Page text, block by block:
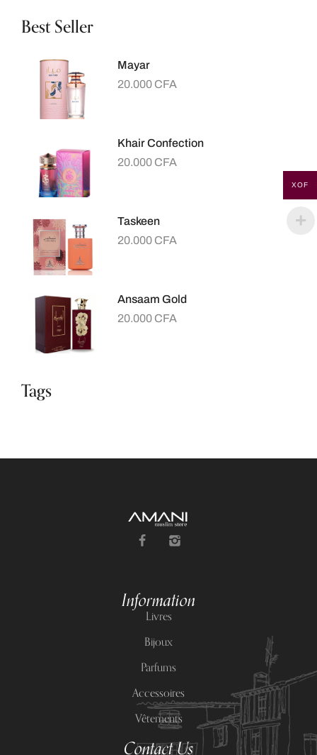
Best Seller
Mayar
20.000 CFA
Khair Confection
20.000 CFA
Taskeen
20.000 CFA
Ansaam Gold
20.000 CFA
Tags
Information
Livres
Bijoux
Parfums
Accessoires
Vêtements
Contact Us
XOF